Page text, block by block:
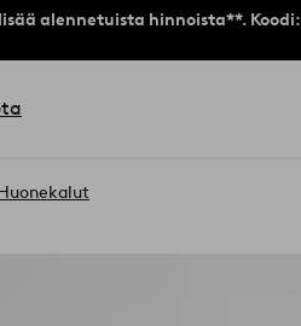
alennetuista hinnoista**. Koodi: